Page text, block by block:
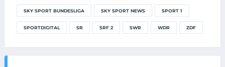
SKY SPORT BUNDESLIGA SKY SPORT NEWS SPORT 1
SPORTDIGITAL SR SRF 2 SWR WDR ZDF